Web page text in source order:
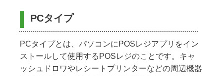
PCタイプ
PCタイプとは、パソコンにPOSレジアプリをイン
ストールして使用するPOSレジのことです。キャ
ッシュドロワやレシートプリンターなどの周辺機器